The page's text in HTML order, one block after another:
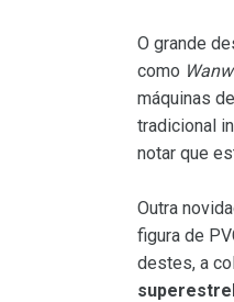
O grande
como
máquinas
tradicional
notar que
Outra
figura de
destes, a